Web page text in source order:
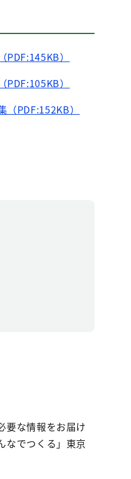
）
）
PDF:152KB）
要な情報をお届け
なでつくる」東京